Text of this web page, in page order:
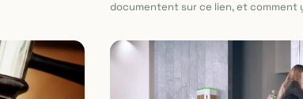
documentent sur ce lien, et comment